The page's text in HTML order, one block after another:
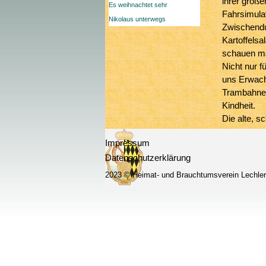
Es weihnachtet sehr
Nikolaus unterwegs
schauen
Nicht nur
uns
Kindheit.
Die alte,
Zeichnung
2023 © Heimat- und Brauchtumsverein
Impressum
Datenschutzerklärung